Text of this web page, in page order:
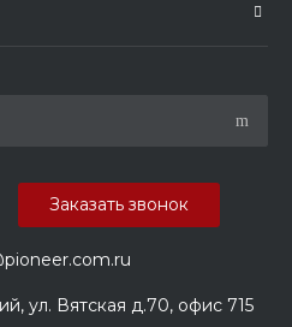
ул. Вятская д.70, офис 715
Заказать звонок